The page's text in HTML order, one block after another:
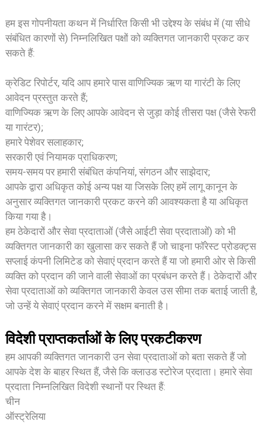
हम इस गोपनीयता कथन में निर्धारित किसी भी उद्देश्य के संबंध में (या सीधे
संबंधित कारणों से) निम्नलिखित पक्षों को व्यक्तिगत जानकारी प्रकट कर
सकते हैं:
क्रेडिट रिपोर्टर, यदि आप हमारे पास वाणिज्यिक ऋण या गारंटी के लिए
आवेदन प्रस्तुत करते हैं;
वाणिज्यिक ऋण के लिए आपके आवेदन से जुड़ा कोई तीसरा पक्ष (जैसे रेफरी
या गारंटर);
हमारे पेशेवर सलाहकार;
सरकारी एवं नियामक प्राधिकरण;
समय-समय पर हमारी संबंधित कंपनियां, संगठन और साझेदार;
आपके द्वारा अधिकृत कोई अन्य पक्ष या जिसके लिए हमें लागू कानून के
अनुसार व्यक्तिगत जानकारी प्रकट करने की आवश्यकता है या अधिकृत
किया गया है।
हम ठेकेदारों और सेवा प्रदाताओं (जैसे आईटी सेवा प्रदाताओं) को भी
व्यक्तिगत जानकारी का खुलासा कर सकते हैं जो चाइना फॉरेस्ट प्रोडक्ट्स
सप्लाई कंपनी लिमिटेड को सेवाएं प्रदान करते हैं या जो हमारी ओर से किसी
व्यक्ति को प्रदान की जाने वाली सेवाओं का प्रबंधन करते हैं। ठेकेदारों और
सेवा प्रदाताओं को व्यक्तिगत जानकारी केवल उस सीमा तक बताई जाती है,
जो उन्हें ये सेवाएं प्रदान करने में सक्षम बनाती है।
विदेशी प्राप्तकर्ताओं के लिए प्रकटीकरण
हम आपकी व्यक्तिगत जानकारी उन सेवा प्रदाताओं को बता सकते हैं जो
आपके देश के बाहर स्थित हैं, जैसे कि क्लाउड स्टोरेज प्रदाता। हमारे सेवा
प्रदाता निम्नलिखित विदेशी स्थानों पर स्थित हैं:
चीन
ऑस्ट्रेलिया